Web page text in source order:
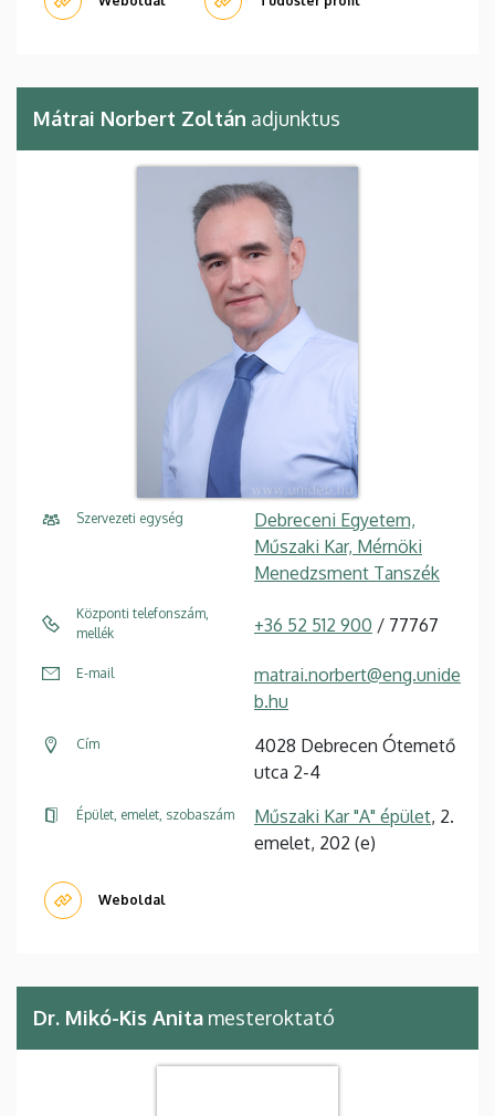
Mátrai Norbert Zoltán adjunktus
Szervezeti egység
Debreceni Egyetem,
Műszaki Kar, Mérnöki
Menedzsment Tanszék
Központi telefonszám,
mellék
+36 52 512 900 / 77767
E-mail
matrai.norbert@eng.unide
b.hu
Cím
4028 Debrecen Ótemető
utca 2-4
Épület, emelet, szobaszám Műszaki Kar "A" épület, 2.
emelet, 202 (e)
Weboldal
Dr. Mikó-Kis Anita mesteroktató